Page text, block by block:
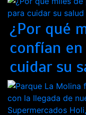
¿Por qué
confían en
cuidar su